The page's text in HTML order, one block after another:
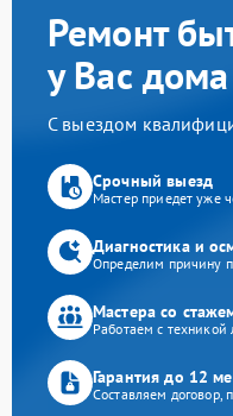
Ремонт
у Вас дома
С выездом
Срочный выезд
Мастер приедет уже
Диагностика и
Определим причину
Мастера со
Работаем с
Гарантия до 12
Составляем договор,